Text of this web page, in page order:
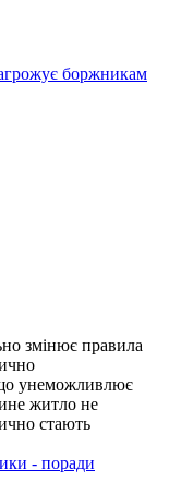
боржникам
змінює правила
унеможливлює
житло не
стають